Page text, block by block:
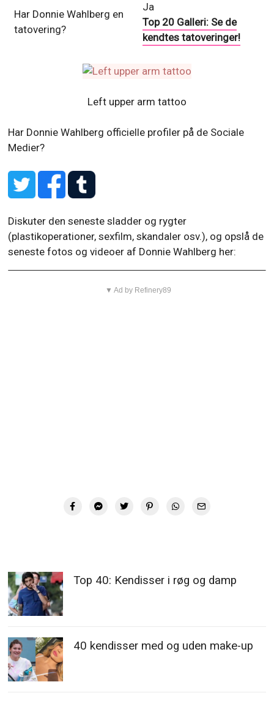
Har Donnie Wahlberg en
tatovering?
Ja
Top 20 Galleri: Se de
kendtes tatoveringer!
Left upper arm tattoo
Har Donnie Wahlberg officielle profiler på de Sociale
Medier?
Diskuter den seneste sladder og rygter
(plastikoperationer, sexfilm, skandaler osv.), og opslå de
seneste fotos og videoer af Donnie Wahlberg her:
▼ Ad by Refinery89
Top 40: Kendisser i røg og damp
40 kendisser med og uden make-up